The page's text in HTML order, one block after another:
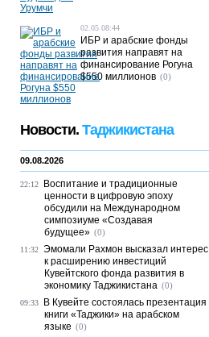
02.05 08:44
ИБР и арабские фонды
развития направят на
финансирование Рогуна
$550 миллионов (0)
Новости. Таджикистана
09.08.2026
22:12
Воспитание и традиционные
ценности в цифровую эпоху
обсудили на Международном
симпозиуме «Создавая
будущее» (0)
11:32 Эмомали Рахмон высказал интерес
к расширению инвестиций
Кувейтского фонда развития в
экономику Таджикистана (0)
09:33
В Кувейте состоялась презентация
книги «Таджики» на арабском
языке (0)